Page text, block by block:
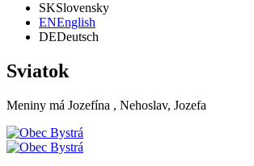
SKSlovensky
ENEnglish
DEDeutsch
Sviatok
Meniny má Jozefína , Nehoslav, Jozefa